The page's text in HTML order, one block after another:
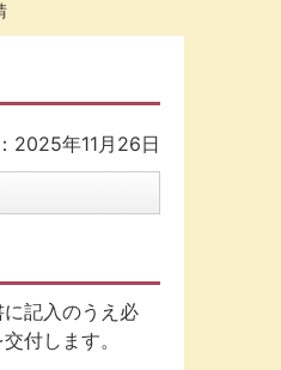
2025年11月26日
記入のうえ必
付します。